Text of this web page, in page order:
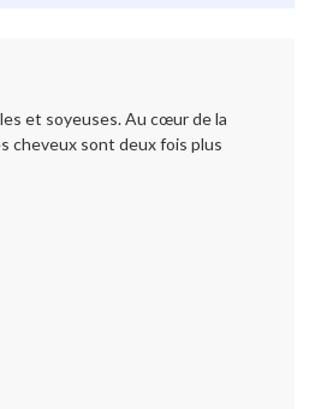
et soyeuses. Au cœur de la
cheveux sont deux fois plus